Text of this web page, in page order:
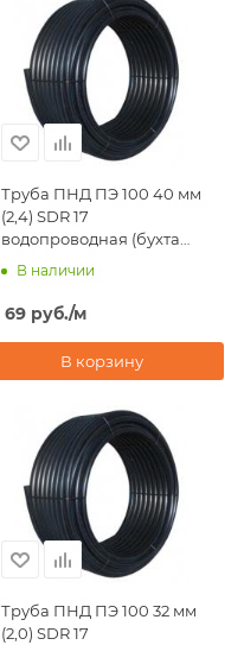
Труба ПНД ПЭ 100 40 мм
(2,4) SDR 17
водопроводная (бухта
100 м)
В наличии
69 руб./м
В корзину
Труба ПНД ПЭ 100 32 мм
(2,0) SDR 17